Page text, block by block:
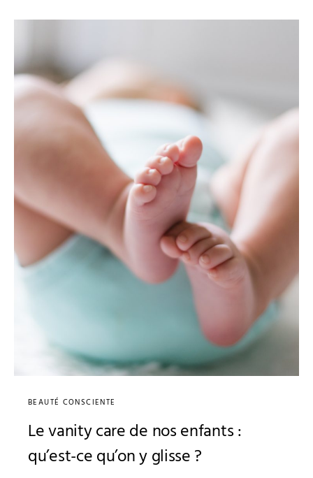
BEAUTÉ CONSCIENTE
Le vanity care de nos enfants :
qu’est-ce qu’on y glisse ?